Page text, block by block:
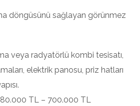
döngüsünü sağlayan görünmez
veya radyatörlü kombi tesisatı,
elektrik panosu, priz hatları
TL – 700.000 TL